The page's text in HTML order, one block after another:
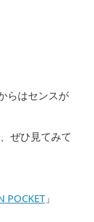
らはセンスが
ぜひ見てみて
POCKET」